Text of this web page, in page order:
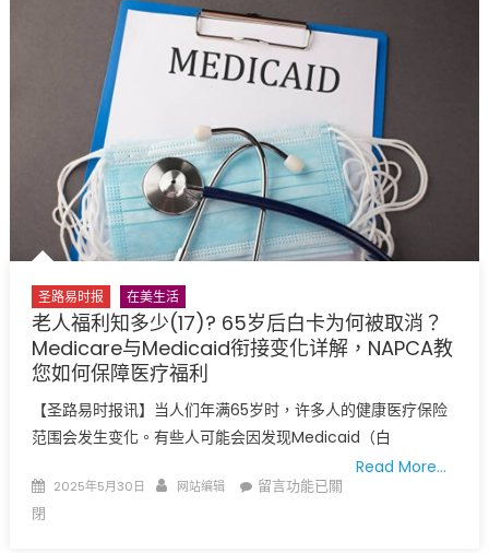
榜
单〉
中
尔
德
中
学
生
通
过
播
客
项
深
入
探
种
族
绝、
圣路易时报 在美生活
老人福利知多少(17)? 65岁后白卡为何被取消？
Medicare与Medicaid衔接变化详解，NAPCA教
您如何保障医疗福利
【圣路易时报讯】当人们年满65岁时，许多人的健康医疗保险
范围会发生变化。有些人可能会因发现Medicaid（白
Read More…
Posted
2025年5月30日 Author
网站编辑
在
留言功能已關
閉